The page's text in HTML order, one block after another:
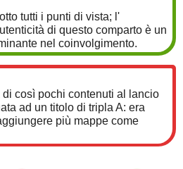
tutti i punti di vista; l'
di questo comparto è un
nel coinvolgimento.
di così pochi contenuti al lancio
ad un titolo di tripla A: era
più mappe come